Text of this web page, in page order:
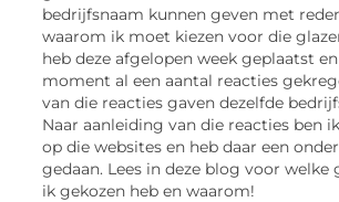
bedrijfsnaam kunnen geven met
waarom ik moet kiezen voor die
heb deze afgelopen week geplaatst
moment al een aantal reacties
van die reacties gaven dezelfde
Naar aanleiding van die reacties ben
op die websites en heb daar een
gedaan. Lees in deze blog voor welke
ik gekozen heb en waarom!